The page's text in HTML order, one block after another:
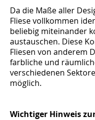
Da die Maße aller
Fliese vollkommen
beliebig miteinander
austauschen. Diese
Fliesen von anderem
farbliche und
verschiedenen
möglich.
Wichtiger Hinweis